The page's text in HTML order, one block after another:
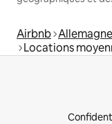
Airbnb Allemagne
Locations